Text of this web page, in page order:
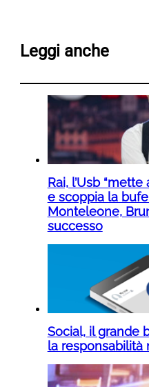
Leggi anche
Rai, l’Usb
e scoppia la
Monteleone,
successo
Social, il grande
la responsabilità